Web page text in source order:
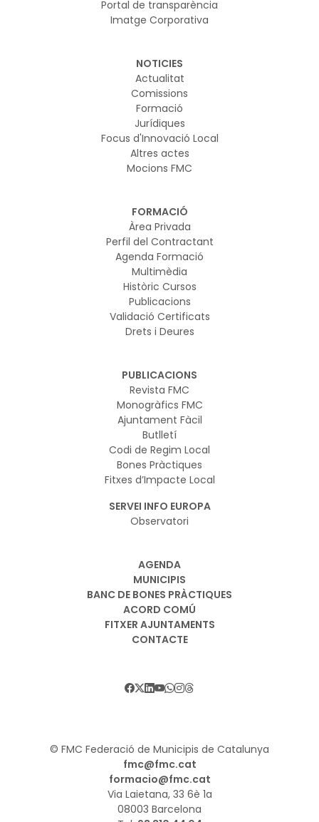
Portal de transparència
Imatge Corporativa
NOTICIES
Actualitat
Comissions
Formació
Jurídiques
Focus d'Innovació Local
Altres actes
Mocions FMC
FORMACIÓ
Àrea Privada
Perfil del Contractant
Agenda Formació
Multimèdia
Històric Cursos
Publicacions
Validació Certificats
Drets i Deures
PUBLICACIONS
Revista FMC
Monogràfics FMC
Ajuntament Fàcil
Butlletí
Codi de Regim Local
Bones Pràctiques
Fitxes d’Impacte Local
SERVEI INFO EUROPA
Observatori
AGENDA
MUNICIPIS
BANC DE BONES PRÀCTIQUES
ACORD COMÚ
FITXER AJUNTAMENTS
CONTACTE
© FMC Federació de Municipis de Catalunya
fmc@fmc.cat
formacio@fmc.cat
Via Laietana, 33 6è 1a
08003 Barcelona